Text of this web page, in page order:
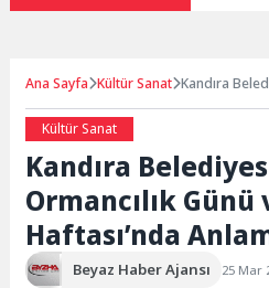
Ana Sayfa Kültür Sanat Kandıra
Kültür Sanat
Kandıra
Ormancılık Günü
Haftası’nda
Beyaz Haber Ajansı
25 Mar